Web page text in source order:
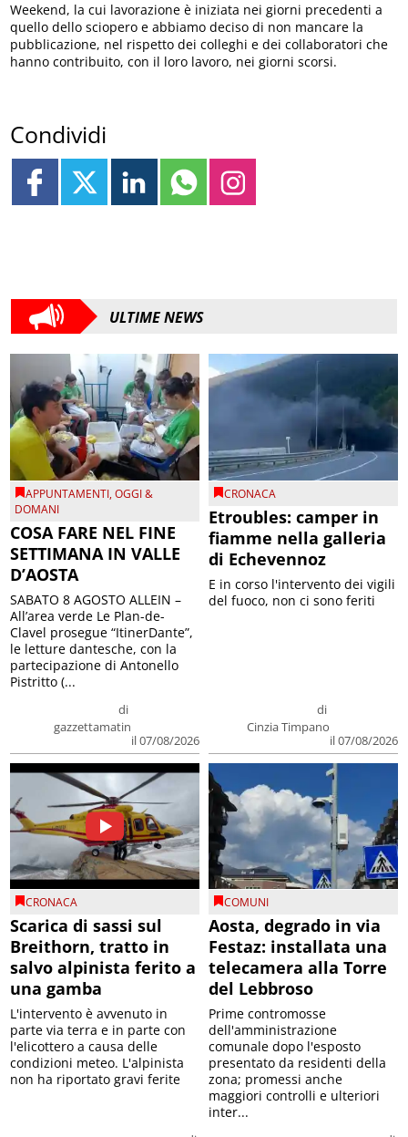
Weekend, la cui lavorazione è iniziata nei giorni precedenti a
quello dello sciopero e abbiamo deciso di non mancare la
pubblicazione, nel rispetto dei colleghi e dei collaboratori che
hanno contribuito, con il loro lavoro, nei giorni scorsi.
Condividi
ULTIME NEWS
APPUNTAMENTI,OGGI &
DOMANI
COSA FARE NEL FINE
SETTIMANA IN VALLE
D’AOSTA
di
gazzettamatin
il 07/08/2026
SABATO 8 AGOSTO ALLEIN –
All’area verde Le Plan-de-
Clavel prosegue “ItinerDante”,
le letture dantesche, con la
partecipazione di Antonello
Pistritto (...
CRONACA
Etroubles: camper in
fiamme nella galleria
di Echevennoz
di
Cinzia Timpano
il 07/08/2026
E in corso l'intervento dei vigili
del fuoco, non ci sono feriti
CRONACA
Scarica di sassi sul
Breithorn, tratto in
salvo alpinista ferito a
una gamba
L'intervento è avvenuto in
parte via terra e in parte con
l'elicottero a causa delle
condizioni meteo. L'alpinista
non ha riportato gravi ferite
COMUNI
Aosta, degrado in via
Festaz: installata una
telecamera alla Torre
del Lebbroso
Prime contromosse
dell'amministrazione
comunale dopo l'esposto
presentato da residenti della
zona; promessi anche
maggiori controlli e ulteriori
inter...